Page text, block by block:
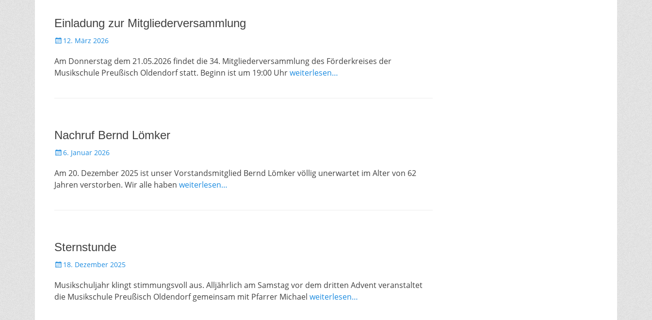
Einladung zur Mitgliederversammlung
Gepostet
12. März 2026
Am Donnerstag dem 21.05.2026 findet die 34. Mitgliederversammlung des Förderkreises der
Musikschule Preußisch Oldendorf statt. Beginn ist um 19:00 Uhrweiterlesen…
Nachruf Bernd Lömker
Gepostet
6. Januar 2026
Am 20. Dezember 2025 ist unser Vorstandsmitglied Bernd Lömker völlig unerwartet im Alter von 62
Jahren verstorben. Wir alle haben weiterlesen…
Sternstunde
Gepostet
18. Dezember 2025
Musikschuljahr klingt stimmungsvoll aus. Alljährlich am Samstag vor dem dritten Advent veranstaltet
die Musikschule Preußisch Oldendorf gemeinsam mit Pfarrer Michael weiterlesen…